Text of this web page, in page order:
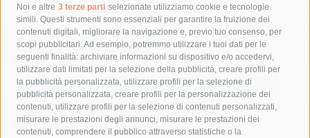
Noi e altre 3 terze parti selezionate utilizziamo cookie e tecnologie
simili. Questi strumenti sono essenziali per garantire la fruizione dei
contenuti digitali, migliorare la navigazione e, previo tuo consenso, per
scopi pubblicitari. Ad esempio, potremmo utilizzare i tuoi dati per le
seguenti finalità: archiviare informazioni su dispositivo e/o accedervi,
utilizzare dati limitati per la selezione della pubblicità, creare profili per
la pubblicità personalizzata, utilizzare profili per la selezione di
pubblicità personalizzata, creare profili per la personalizzazione dei
contenuti, utilizzare profili per la selezione di contenuti personalizzati,
misurare le prestazioni degli annunci, misurare le prestazioni dei
contenuti, comprendere il pubblico attraverso statistiche o la
Tag
acqua allerta meteo
anas
area marina protetta di punta campanella
arresto
Asl Napoli 3 sud
capitaneria di porto capri
carabinieri
castellammare di stabia
circumvesuviana
comune di sorrento
concerto
contagi